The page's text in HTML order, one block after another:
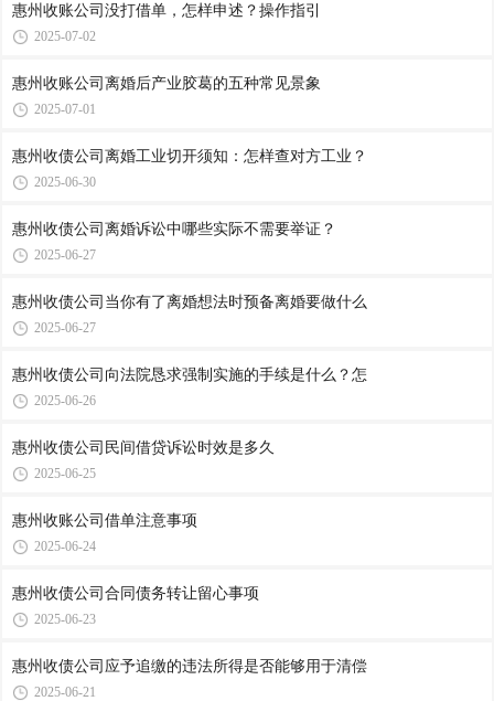
惠州收账公司​没打借单，怎样申述？操作指引
2025-07-02
惠州收账公司​离婚后产业胶葛的五种常见景象
2025-07-01
惠州收债公司​离婚工业切开须知：怎样查对方工业？
2025-06-30
惠州收债公司​离婚诉讼中哪些实际不需要举证？
2025-06-27
惠州收债公司​当你有了离婚想法时预备离婚要做什么
2025-06-27
惠州收债公司​向法院恳求强制实施的手续是什么？怎
2025-06-26
惠州收债公司​民间借贷诉讼时效是多久
2025-06-25
惠州收账公司​借单注意事项
2025-06-24
惠州收债公司​合同债务转让留心事项
2025-06-23
惠州收债公司​应予追缴的违法所得是否能够用于清偿
2025-06-21